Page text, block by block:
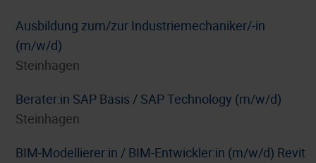
Ausbildung zum/zur Industriemechaniker/-in
(m/w/d)
Steinhagen
Berater:in SAP Basis / SAP Technology (m/w/d)
Steinhagen
BIM-Modellierer:in / BIM-Entwickler:in (m/w/d) Revit